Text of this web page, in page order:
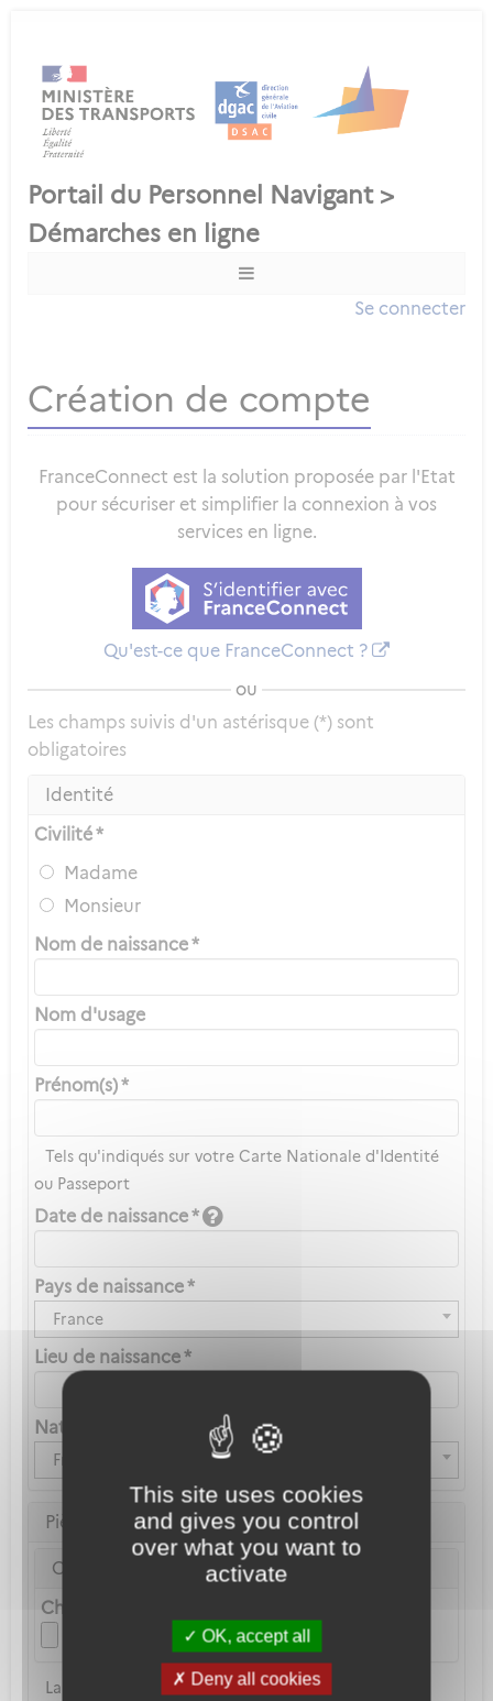
This site uses cookies
and gives you control
over what you want to
activate
OK, accept all
Deny all cookies
Se connecter
Création de compte
FranceConnect est la solution proposée par l'Etat
pour sécuriser et simplifier la connexion à vos
services en ligne.
Qu'est-ce que FranceConnect ?
ou
Les champs suivis d'un astérisque (*) sont
obligatoires
Identité
Civilité *
Madame
Monsieur
Nom de naissance *
Nom d'usage
Prénom(s) *
Tels qu'indiqués sur votre Carte Nationale d'Identité
ou Passeport
Date de naissance *
Pays de naissance *
France
Lieu de naissance *
Nationalité *
Française
Pièce d'identité
Carte Nationale d'Identité ou Passeport *
Choix du fichier
La copie du permis de conduire n'est pas acceptée